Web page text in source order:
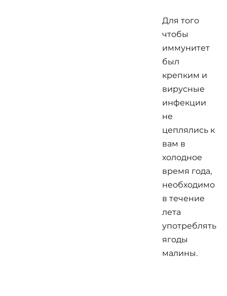
Для того
чтобы
иммунитет
был
крепким и
вирусные
инфекции
не
цеплялись к
вам в
холодное
время года,
необходимо
в течение
лета
употреблять
ягоды
малины.